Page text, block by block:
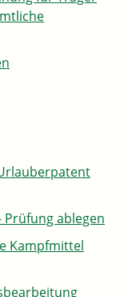
ablegen
Kampfmittel